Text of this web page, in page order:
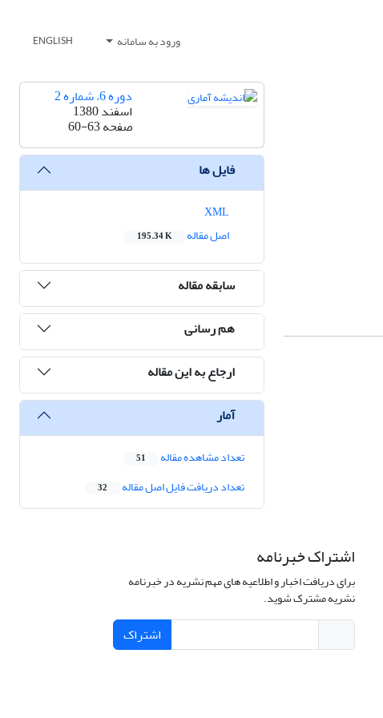
ورود به سامانه ENGLISH
دوره 6، شماره 2
اسفند 1380
صفحه60-63
فایل ها
اصل مقاله
195.34 K
سابقه مقاله
هم رسانی
ارجاع به این مقاله
آمار
تعداد مشاهده مقاله 51
تعداد دریافت فایل اصل مقاله 32
اشتراک خبرنامه
برای دریافت اخبار و اطلاعیه های مهم نشریه در خبرنامه
نشریه مشترک شوید.
اشتراک